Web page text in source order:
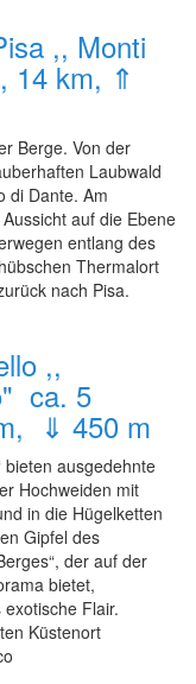
,, Monti
14 km, ⇑
Berge. Von der
Laubwald
di Dante. Am
auf die Ebene
entlang des
Thermalort
nach Pisa.
,,
ca. 5
⇓ 450 m
bieten ausgedehnte
Hochweiden mit
in die Hügelketten
Gipfel des
der auf der
bietet,
Flair.
Küstenort